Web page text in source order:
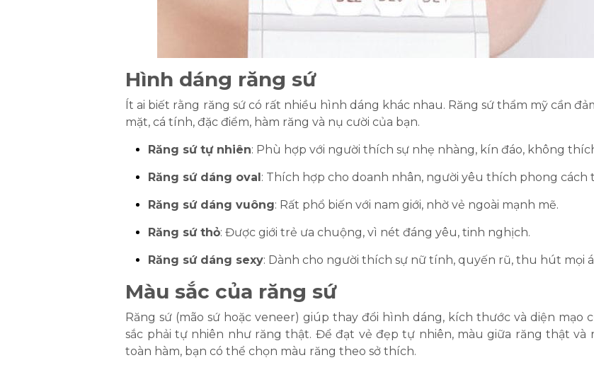
Hình dáng răng sứ
Ít ai biết rằng răng sứ có rất nhiều hình dáng khác nhau. Răng sứ thẩm mỹ cần
mặt, cá tính, đặc điểm, hàm răng và nụ cười của bạn.
Răng sứ tự nhiên: Phù hợp với người thích sự nhẹ nhàng, kín đáo, không
Răng sứ dáng oval: Thích hợp cho doanh nhân, người yêu thích phong cách
Răng sứ dáng vuông: Rất phổ biến với nam giới, nhờ vẻ ngoài mạnh mẽ.
Răng sứ thỏ: Được giới trẻ ưa chuộng, vì nét đáng yêu, tinh nghịch.
Răng sứ dáng sexy: Dành cho người thích sự nữ tính, quyến rũ, thu hút mọi
Màu sắc của răng sứ
Răng sứ (mão sứ hoặc veneer) giúp thay đổi hình dáng, kích thước và diện
sắc phải tự nhiên như răng thật. Để đạt vẻ đẹp tự nhiên, màu giữa răng thật và
toàn hàm, bạn có thể chọn màu răng theo sở thích.